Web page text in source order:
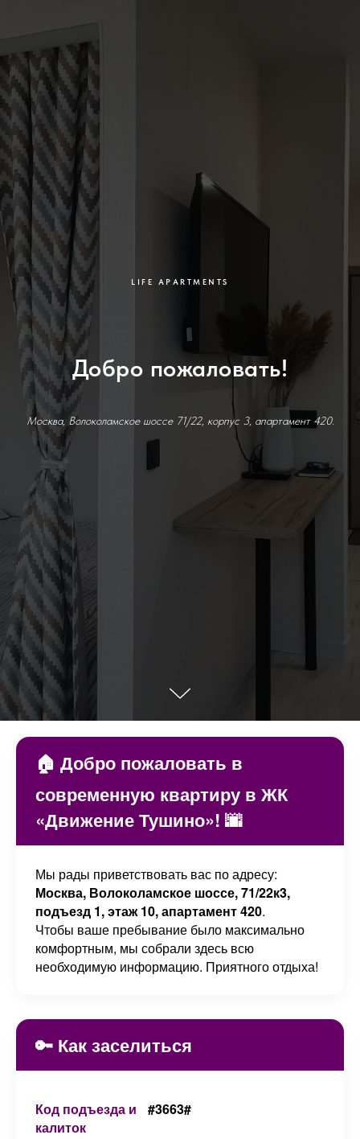
LIFE APARTMENTS
Добро пожаловать!
Москва, Волоколамское шоссе 71/22, корпус 3, апартамент 420.
🏠 Добро пожаловать в
современную квартиру в ЖК
«Движение Тушино»! 🌆
Мы рады приветствовать вас по адресу:
Москва, Волоколамское шоссе, 71/22к3,
подъезд 1, этаж 10, апартамент 420.
Чтобы ваше пребывание было максимально
комфортным, мы собрали здесь всю
необходимую информацию. Приятного отдыха!
🔑 Как заселиться
Код подъезда и
калиток
#3663#